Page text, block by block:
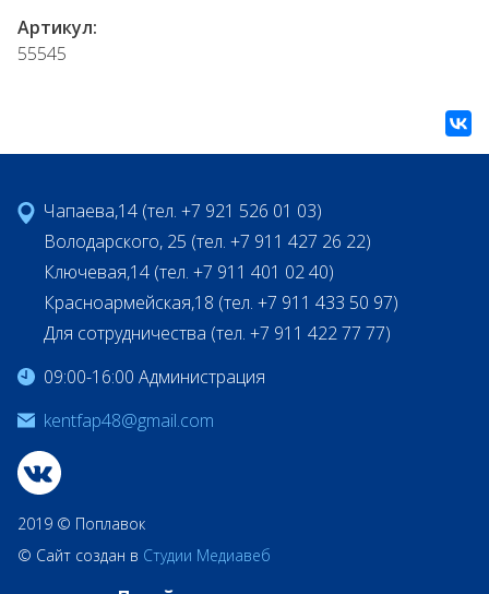
Артикул:
55545
Чапаева,14 (тел. +7 921 526 01 03)
Володарского, 25 (тел. +7 911 427 26 22)
Ключевая,14 (тел. +7 911 401 02 40)
Красноармейская,18 (тел. +7 911 433 50 97)
Для сотрудничества (тел. +7 911 422 77 77)
09:00-16:00 Администрация
kentfap48@gmail.com
2019 © Поплавок
© Сайт создан в Студии Медиавеб